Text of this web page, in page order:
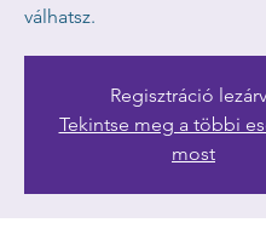
válhatsz.
Regisztráció
Tekintse meg a többi
most